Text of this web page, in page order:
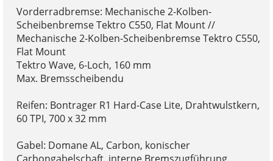
Vorderradbremse: Mechanische 2-Kolben-
Scheibenbremse Tektro C550, Flat Mount //
Mechanische 2-Kolben-Scheibenbremse Tektro C550,
Flat Mount
Tektro Wave, 6-Loch, 160 mm
Max. Bremsscheibendu
Reifen: Bontrager R1 Hard-Case Lite, Drahtwulstkern,
60 TPI, 700 x 32 mm
Gabel: Domane AL, Carbon, konischer